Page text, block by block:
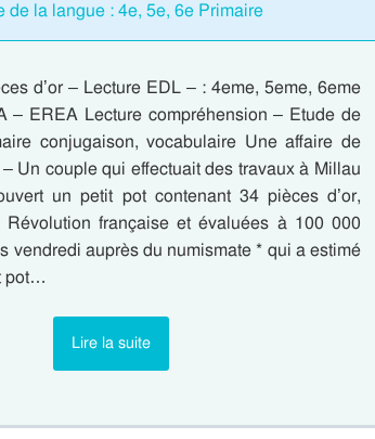
de la langue : 4e, 5e, 6e Primaire
d’or – Lecture EDL – : 4eme, 5eme, 6eme
– EREA Lecture compréhension – Etude de
conjugaison, vocabulaire Une affaire de
Un couple qui effectuait des travaux à Millau
un petit pot contenant 34 pièces d’or,
Révolution française et évaluées à 100 000
vendredi auprès du numismate * qui a estimé
pot…
Lire la suite